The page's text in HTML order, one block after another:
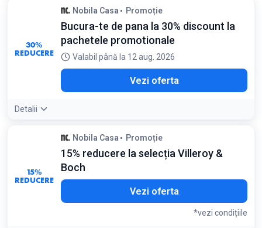
Detaliile ofertei: Articolele din categoria Outlet au stoc
limitat. Dacă găsiți un produs care vă place, finalizați
comanda rapid
Disponibil în limita stocului
30%
REDUCERE
Nobila Casa Promoție
Bucura-te de pana la 30% discount la
pachetele promotionale
Valabil până la 12 aug. 2026
Vezi oferta
Detalii
15%
REDUCERE
Nobila Casa Promoție
15% reducere la selecția Villeroy &
Boch
Vezi oferta
*vezi condițiile